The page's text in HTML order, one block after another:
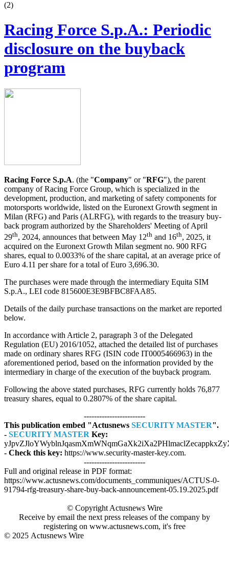
(2)
Racing Force S.p.A.: Periodic
disclosure on the buyback
program
Racing Force S.p.A. (the "Company" or "RFG"), the parent
company of Racing Force Group, which is specialized in the
development, production, and marketing of safety components for
motorsports worldwide, listed on the Euronext Growth segment in
Milan (RFG) and Paris (ALRFG), with regards to the treasury buy-
back program authorized by the Shareholders' Meeting of April
29th, 2024, announces that between May 12th and 16th, 2025, it
acquired on the Euronext Growth Milan segment no. 900 RFG
shares, equal to 0.0033% of the share capital, at an average price of
Euro 4.11 per share for a total of Euro 3,696.30.
The purchases were made through the intermediary Equita SIM
S.p.A., LEI code 815600E3E9BFBC8FAA85.
Details of the daily purchase transactions on the market are reported
below.
In accordance with Article 2, paragraph 3 of the Delegated
Regulation (EU) 2016/1052, attached the detailed list of purchases
made on ordinary shares RFG (ISIN code IT0005466963) in the
aforementioned period, based on the information provided by the
intermediary in charge of the execution of the buyback program.
Following the above stated purchases, RFG currently holds 76,877
treasury shares, equal to 0.2807% of the share capital.
------------------------
This publication embed "Actusnews SECURITY MASTER".
- SECURITY MASTER Key:
- Check this key: https://www.security-master-key.com.
------------------------
Full and original release in PDF format:
https://www.actusnews.com/documents_communiques/ACTUS-0-
91794-rfg-treasury-share-buy-back-announcement-05.19.2025.pdf
© Copyright Actusnews Wire
Receive by email the next press releases of the company by
registering on www.actusnews.com, it's free
© 2025 Actusnews Wire